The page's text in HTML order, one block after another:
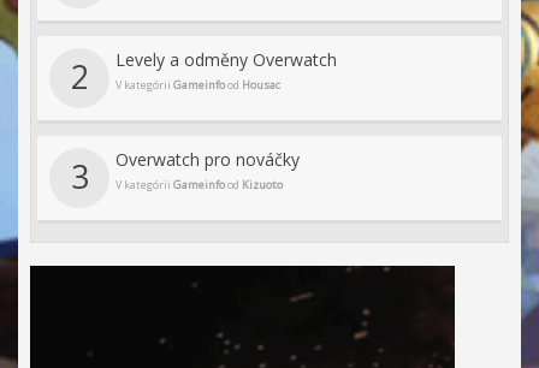
2 Levely a odměny Overwatch
V kategórii Gameinfood Housac
3 Overwatch pro nováčky
V kategórii Gameinfood Kizuoto